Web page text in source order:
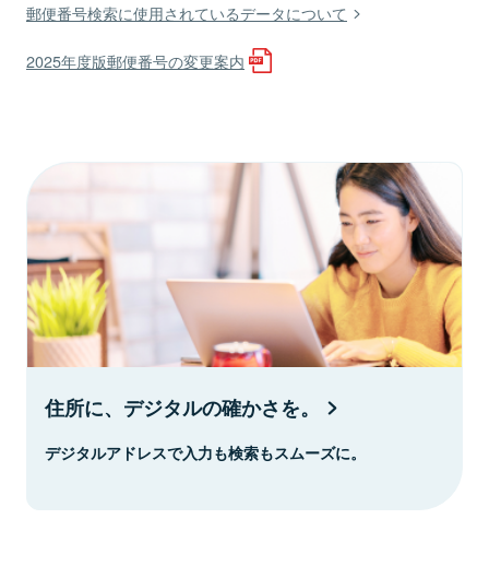
郵便番号検索に使用されているデータについて
2025年度版郵便番号の変更案内
住所に、デジタルの確かさを。
デジタルアドレスで入力も検索もスムーズに。